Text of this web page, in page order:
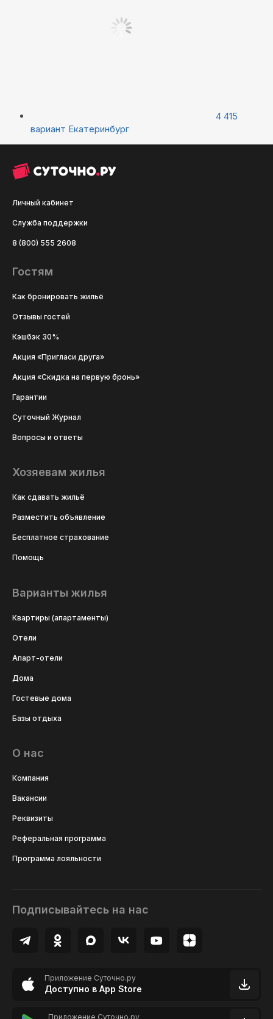
4 415
вариант Екатеринбург
Личный кабинет
Служба поддержки
8 (800) 555 2608
Гостям
Как бронировать жильё
Отзывы гостей
Кэшбэк 30%
Акция «Пригласи друга»
Акция «Скидка на первую бронь»
Гарантии
Суточный Журнал
Вопросы и ответы
Хозяевам жилья
Как сдавать жильё
Разместить объявление
Бесплатное страхование
Помощь
Варианты жилья
Квартиры (апартаменты)
Отели
Апарт-отели
Дома
Гостевые дома
Базы отдыха
О нас
Компания
Вакансии
Реквизиты
Реферальная программа
Программа лояльности
Подписывайтесь на нас
Приложение Суточно.ру
Доступно в App Store
Приложение Суточно.ру